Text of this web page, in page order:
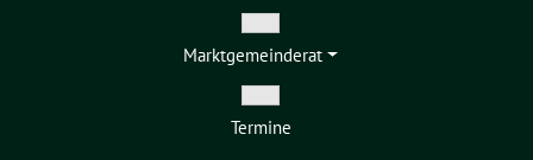
Zeige
Untermenü
Markt­gemeinderat
Zeige
Untermenü
Termine